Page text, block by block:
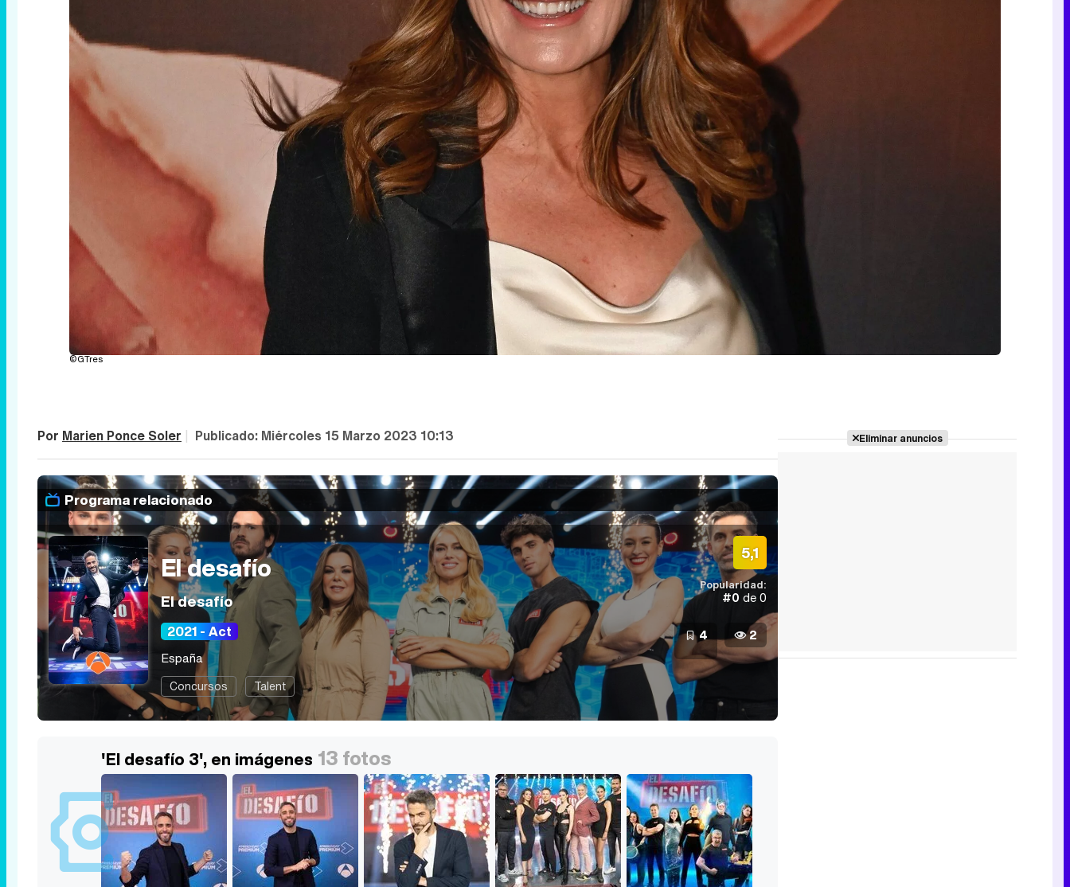
©GTres
Por Marien Ponce Soler | Publicado: Miércoles 15 Marzo 2023 10:13
Programa relacionado
El desafío
El desafío
2021 - Act
España
Concursos Talent
5,1
Popularidad:
#0 de 0
4 2
'El desafío 3', en imágenes 13 fotos
Eliminar anuncios